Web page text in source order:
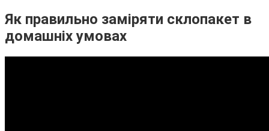
Як правильно заміряти склопакет в
домашніх умовах